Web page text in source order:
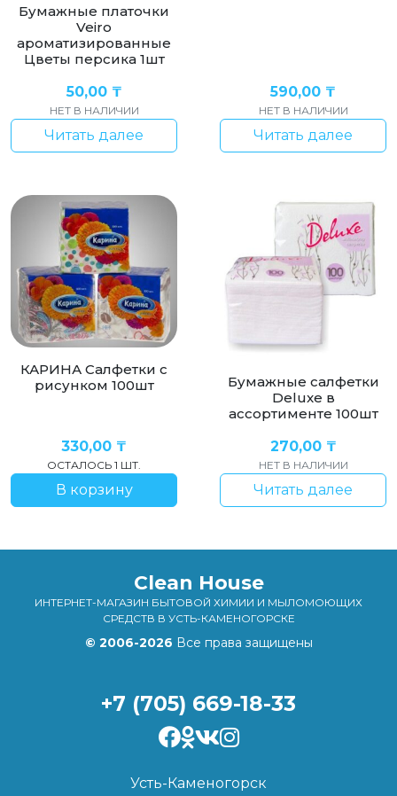
Бумажные платочки
Veiro
ароматизированные
Цветы персика 1шт
50,00 ₸
НЕТ В НАЛИЧИИ
Читать далее
590,00 ₸
НЕТ В НАЛИЧИИ
Читать далее
КАРИНА Салфетки с
рисунком 100шт
330,00 ₸
ОСТАЛОСЬ 1 ШТ.
В корзину
Бумажные салфетки
Deluxe в
ассортименте 100шт
270,00 ₸
НЕТ В НАЛИЧИИ
Читать далее
Clean House
ИНТЕРНЕТ-МАГАЗИН БЫТОВОЙ ХИМИИ И МЫЛОМОЮЩИХ
СРЕДСТВ В УСТЬ-КАМЕНОГОРСКЕ
© 2006-2026 Все права защищены
+7 (705) 669-18-33
Усть-Каменогорск